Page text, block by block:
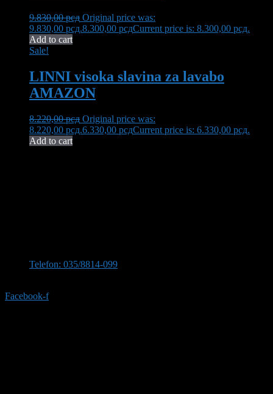
9.830,00рсд Original price was:
9.830,00 рсд.8.300,00 рсдCurrent price is: 8.300,00 рсд.
Add to cart
Sale!
LINNI visoka slavina za lavabo
AMAZON
8.220,00рсд Original price was:
8.220,00 рсд.6.330,00 рсдCurrent price is: 6.330,00 рсд.
Add to cart
Telefon: 035/8814-099
Facebook-f